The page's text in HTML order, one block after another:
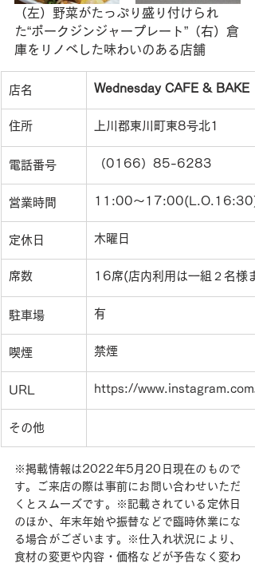
（左）野菜がたっぷり盛り付けられ
た“ポークジンジャープレート”（右）倉
庫をリノベした味わいのある店舗
店名 Wednesday CAFE & BAKE
住所 上川郡東川町東8号北1
電話番号 （0166）85-6283
営業時間 11:00〜17:00(L.O.16:30)
定休日 木曜日
席数 16席(店内利用は一組２名様
駐車場 有
喫煙 禁煙
URL https://
その他
※掲載情報は2022年5月20日現在のもので
す。ご来店の際は事前にお問い合わせいただ
くとスムーズです。※記載されている定休日
のほか、年末年始や振替などで臨時休業にな
る場合がございます。※仕入れ状況により、
食材の変更や内容・価格などが予告なく変わ